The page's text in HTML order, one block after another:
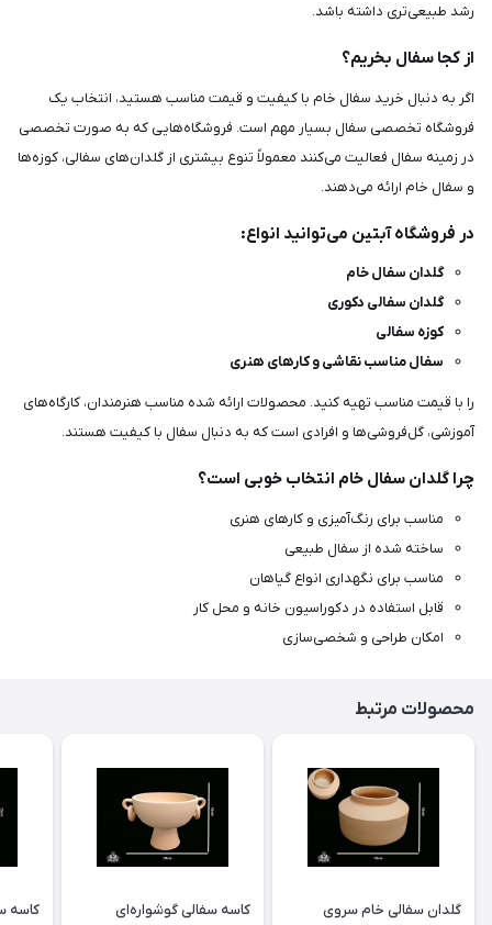
رشد طبیعی‌تری داشته باشد.
از کجا سفال بخریم؟
اگر به دنبال خرید سفال خام با کیفیت و قیمت مناسب هستید، انتخاب یک
فروشگاه تخصصی سفال بسیار مهم است. فروشگاه‌هایی که به صورت تخصصی
در زمینه سفال فعالیت می‌کنند معمولاً تنوع بیشتری از گلدان‌های سفالی، کوزه‌ها
و سفال خام ارائه می‌دهند.
در فروشگاه آبتین می‌توانید انواع:
گلدان سفال خام
گلدان سفالی دکوری
کوزه سفالی
سفال مناسب نقاشی و کارهای هنری
را با قیمت مناسب تهیه کنید. محصولات ارائه شده مناسب هنرمندان، کارگاه‌های
آموزشی، گل‌فروشی‌ها و افرادی است که به دنبال سفال با کیفیت هستند.
چرا گلدان سفال خام انتخاب خوبی است؟
مناسب برای رنگ‌آمیزی و کارهای هنری
ساخته شده از سفال طبیعی
مناسب برای نگهداری انواع گیاهان
قابل استفاده در دکوراسیون خانه و محل کار
امکان طراحی و شخصی‌سازی
محصولات مرتبط
گلدان سفالی خام سروی
کاسه سفالی گوشواره‌ای کاسه